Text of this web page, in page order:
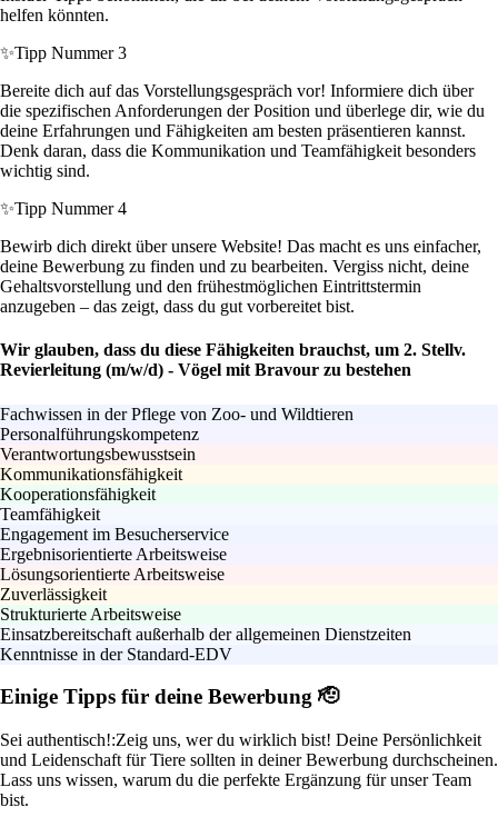
helfen könnten.
✨Tipp Nummer 3
Bereite dich auf das Vorstellungsgespräch vor! Informiere dich über
die spezifischen Anforderungen der Position und überlege dir, wie du
deine Erfahrungen und Fähigkeiten am besten präsentieren kannst.
Denk daran, dass die Kommunikation und Teamfähigkeit besonders
wichtig sind.
✨Tipp Nummer 4
Bewirb dich direkt über unsere Website! Das macht es uns einfacher,
deine Bewerbung zu finden und zu bearbeiten. Vergiss nicht, deine
Gehaltsvorstellung und den frühestmöglichen Eintrittstermin
anzugeben – das zeigt, dass du gut vorbereitet bist.
Wir glauben, dass du diese Fähigkeiten brauchst, um 2. Stellv.
Revierleitung (m/w/d) - Vögel mit Bravour zu bestehen
Fachwissen in der Pflege von Zoo- und Wildtieren
Personalführungskompetenz
Verantwortungsbewusstsein
Kommunikationsfähigkeit
Kooperationsfähigkeit
Teamfähigkeit
Engagement im Besucherservice
Ergebnisorientierte Arbeitsweise
Lösungsorientierte Arbeitsweise
Zuverlässigkeit
Strukturierte Arbeitsweise
Einsatzbereitschaft außerhalb der allgemeinen Dienstzeiten
Kenntnisse in der Standard-EDV
Einige Tipps für deine Bewerbung 🫡
Sei authentisch!:Zeig uns, wer du wirklich bist! Deine Persönlichkeit
und Leidenschaft für Tiere sollten in deiner Bewerbung durchscheinen.
Lass uns wissen, warum du die perfekte Ergänzung für unser Team
bist.